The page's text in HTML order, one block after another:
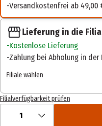
Versandkostenfrei ab 49,00
Lieferung in die
Kostenlose Lieferung
Zahlung bei Abholung in der
Filiale wählen
Filialverfügbarkeit prüfen
1